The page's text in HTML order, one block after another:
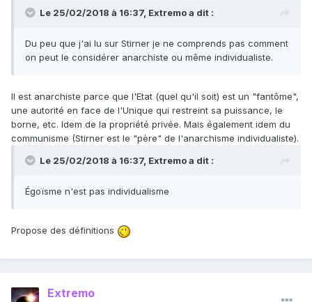
Le 25/02/2018 à 16:37, Extremoa dit :
Du peu que j'ai lu sur Stirner je ne comprends pas comment
on peut le considérer anarchiste ou même individualiste.
Il est anarchiste parce que l'Etat (quel qu'il soit) est un "fantôme",
une autorité en face de l'Unique qui restreint sa puissance, le
borne, etc. Idem de la propriété privée. Mais également idem du
communisme (Stirner est le "père" de l'anarchisme individualiste).
Le 25/02/2018 à 16:37, Extremoa dit :
Égoïsme n'est pas individualisme
Propose des définitions
Extremo